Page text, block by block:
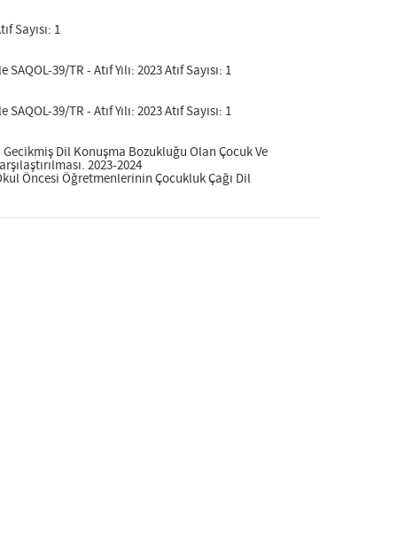
Sayısı: 1
39/TR - Atıf Yılı: 2023 Atıf Sayısı: 1
39/TR - Atıf Yılı: 2023 Atıf Sayısı: 1
Dil Konuşma Bozukluğu Olan Çocuk Ve
2023-2024
Öncesi Öğretmenlerinin Çocukluk Çağı Dil